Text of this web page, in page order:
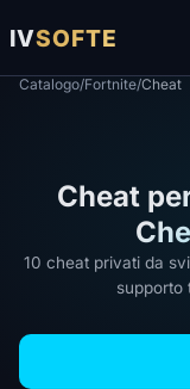
IVSOFTE
Catalogo/Fortnite/Cheat
Cheat
10 cheat privati da
supporto